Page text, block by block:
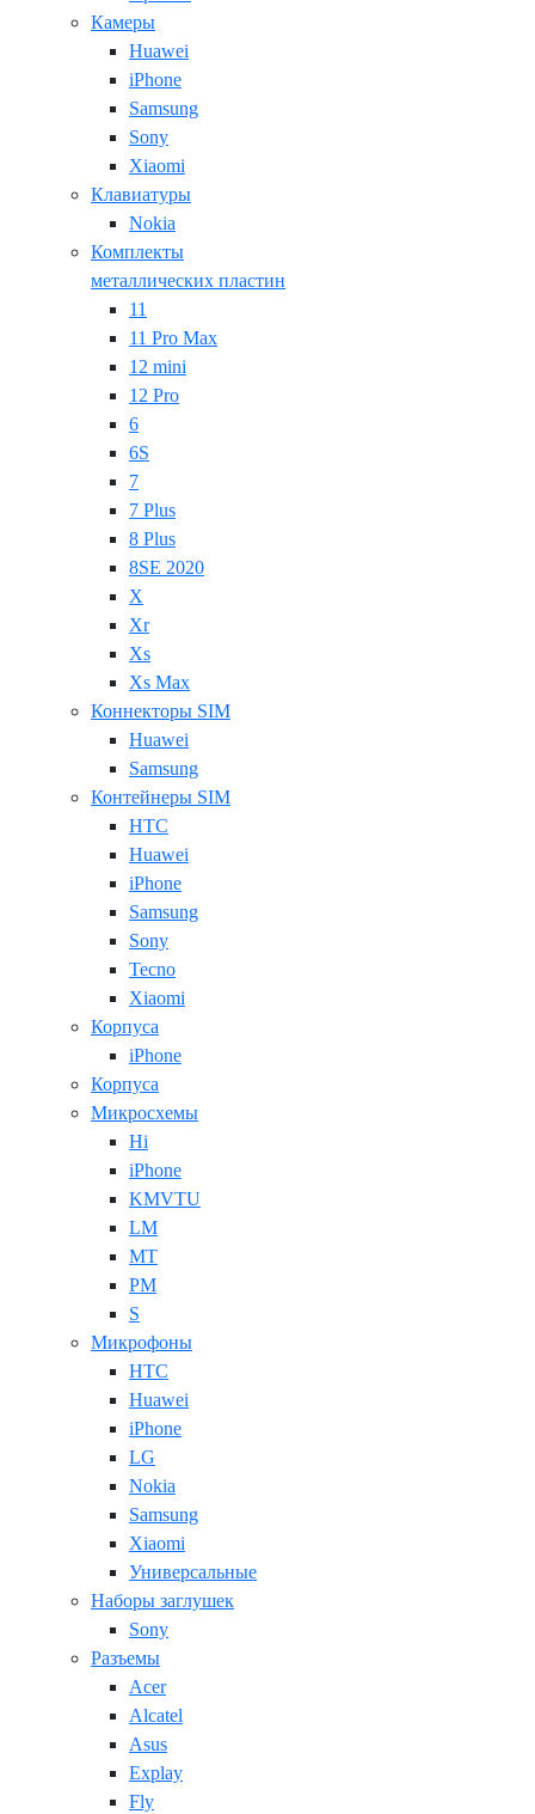
Камеры
Huawei
iPhone
Samsung
Sony
Xiaomi
Клавиатуры
Nokia
Комплекты
металлических пластин
11
11 Pro Max
12 mini
12 Pro
6
6S
7
7 Plus
8 Plus
8SE 2020
X
Xr
Xs
Xs Max
Коннекторы SIM
Huawei
Samsung
Контейнеры SIM
HTC
Huawei
iPhone
Samsung
Sony
Tecno
Xiaomi
Корпуса
iPhone
Корпуса
Микросхемы
Hi
iPhone
KMVTU
LM
MT
PM
S
Микрофоны
HTC
Huawei
iPhone
LG
Nokia
Samsung
Xiaomi
Универсальные
Наборы заглушек
Sony
Разъемы
Acer
Alcatel
Asus
Explay
Fly